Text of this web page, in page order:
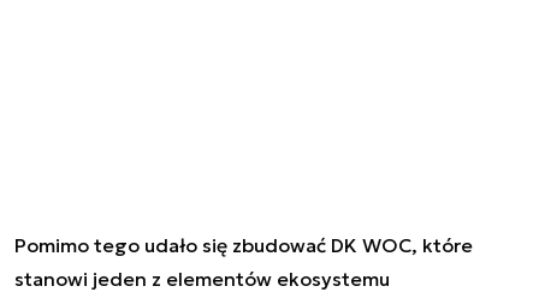
Pomimo tego udało się zbudować DK WOC, które
stanowi jeden z elementów ekosystemu